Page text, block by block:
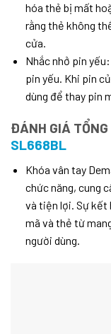
hóa thẻ bị mất
rằng thẻ không
cửa.
Nhắc nhở pin
pin yếu. Khi pin
dùng để thay pin
ĐÁNH GIÁ
SL668BL
Khóa vân tay
chức năng, cung
và tiện lợi. Sự kết
mã và thẻ từ
người dùng.